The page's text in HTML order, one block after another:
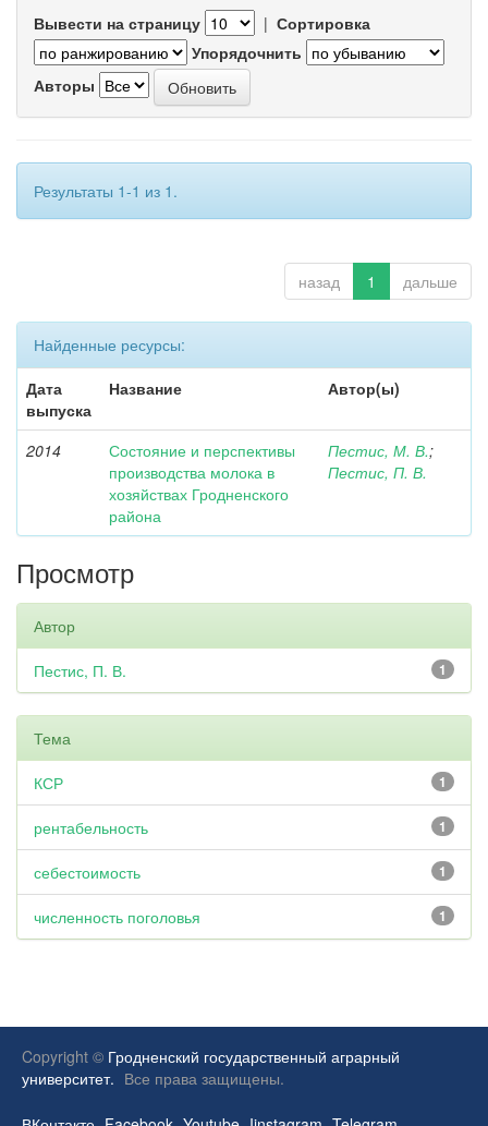
Вывести на страницу | Сортировка
Упорядочнить
Авторы
Результаты 1-1 из 1.
назад 1 дальше
Найденные ресурсы:
Дата
выпуска
Название Автор(ы)
2014
Состояние и перспективы
производства молока в
хозяйствах Гродненского
района
Пестис, М. В.;
Пестис, П. В.
Просмотр
Автор
1
Пестис, П. В.
Тема
1
КСР
1
рентабельность
1
себестоимость
1
численность поголовья
Copyright © Гродненский государственный аграрный
университет. Все права защищены.